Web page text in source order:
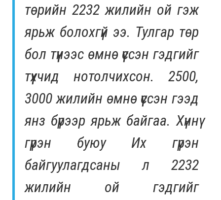
төрийн 2232 жилийн ой гэж
ярьж болохгүй ээ. Тулгар төр
бол түүнээс өмнө үүссэн гэдгийг
түүхчид нотолчихсон. 2500,
3000 жилийн өмнө үүссэн гээд
янз бүрээр ярьж байгаа. Хүннү
гүрэн буюу Их гүрэн
байгуулагдсаны л 2232
жилийн ой гэдгийг